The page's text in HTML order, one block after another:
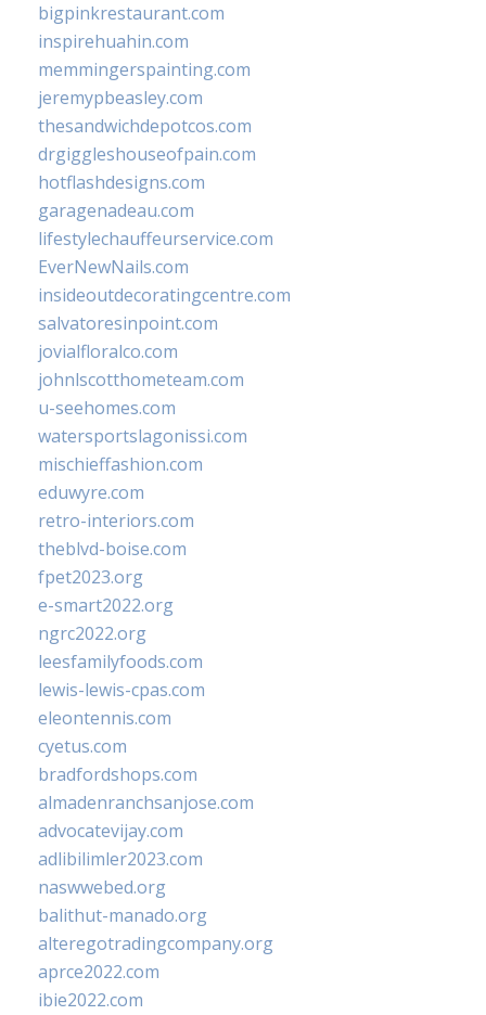
bigpinkrestaurant.com
inspirehuahin.com
memmingerspainting.com
jeremypbeasley.com
thesandwichdepotcos.com
drgiggleshouseofpain.com
hotflashdesigns.com
garagenadeau.com
lifestylechauffeurservice.com
EverNewNails.com
insideoutdecoratingcentre.com
salvatoresinpoint.com
jovialfloralco.com
johnlscotthometeam.com
u-seehomes.com
watersportslagonissi.com
mischieffashion.com
eduwyre.com
retro-interiors.com
theblvd-boise.com
fpet2023.org
e-smart2022.org
ngrc2022.org
leesfamilyfoods.com
lewis-lewis-cpas.com
eleontennis.com
cyetus.com
bradfordshops.com
almadenranchsanjose.com
advocatevijay.com
adlibilimler2023.com
naswwebed.org
balithut-manado.org
alteregotradingcompany.org
aprce2022.com
ibie2022.com